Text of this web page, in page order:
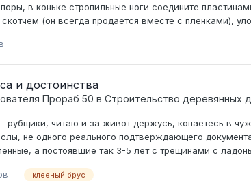
в коньке стропильные ноги соедините
(он всегда продается вместе с пленками),
и достоинства
Прораб 50 в Строительство деревянных
рубщики, читаю и за живот держусь, копаетесь в
не одного реального подтверждающего
а постоявшие так 3-5 лет с трещинами с
клееный брус